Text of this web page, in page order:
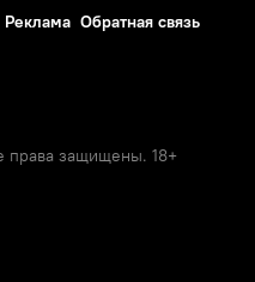
Реклама Обратная связь
защищены. 18+